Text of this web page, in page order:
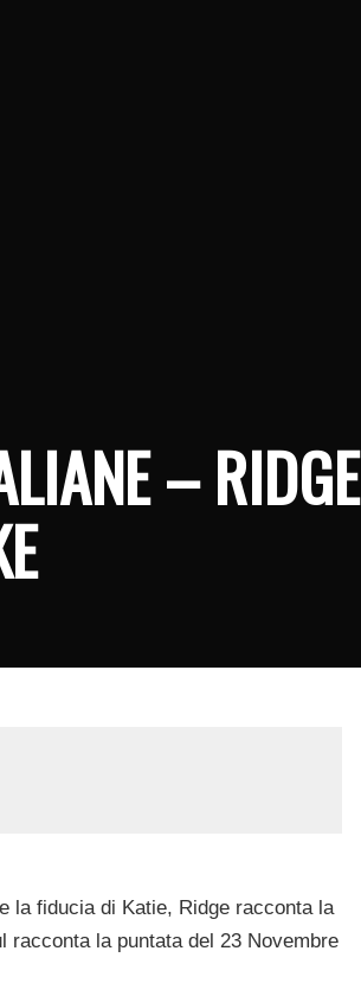
– RIDGE
la fiducia di Katie, Ridge racconta la
racconta la puntata del 23 Novembre